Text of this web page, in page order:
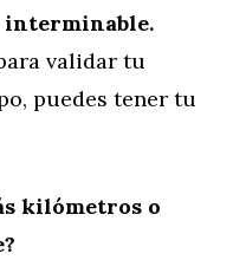
interminable.
validar tu
puedes tener tu
kilómetros o